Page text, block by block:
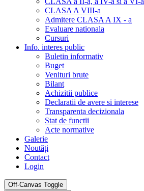
CLASA A VIII-a
Admitere CLASA A IX - a
Evaluare nationala
Cursuri
Info. interes public
Buletin informativ
Buget
Venituri brute
Bilant
Achizitii publice
Declaratii de avere si interese
Transparenta decizionala
Stat de functii
Acte normative
Galerie
Noutăți
Contact
Login
Off-Canvas Toggle